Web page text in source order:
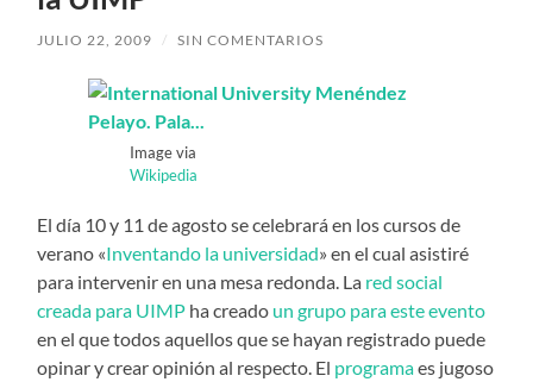
JULIO 22, 2009 / SIN COMENTARIOS
Image via
Wikipedia
El día 10 y 11 de agosto se celebrará en los cursos de
verano «Inventando la universidad» en el cual asistiré
para intervenir en una mesa redonda. La red social
creada para UIMP ha creado un grupo para este evento
en el que todos aquellos que se hayan registrado puede
opinar y crear opinión al respecto. El programaes jugoso